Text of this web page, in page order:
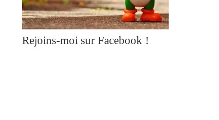
Rejoins-moi sur Facebook !